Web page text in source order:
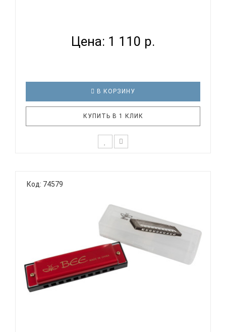
Цена: 1 110 р.
В КОРЗИНУ
КУПИТЬ В 1 КЛИК
образования. Для того, чтобы помочь детям
основы музыки и заложить базис для будущего
обучения, были разработаны гармошки серии ..
Код: 74579